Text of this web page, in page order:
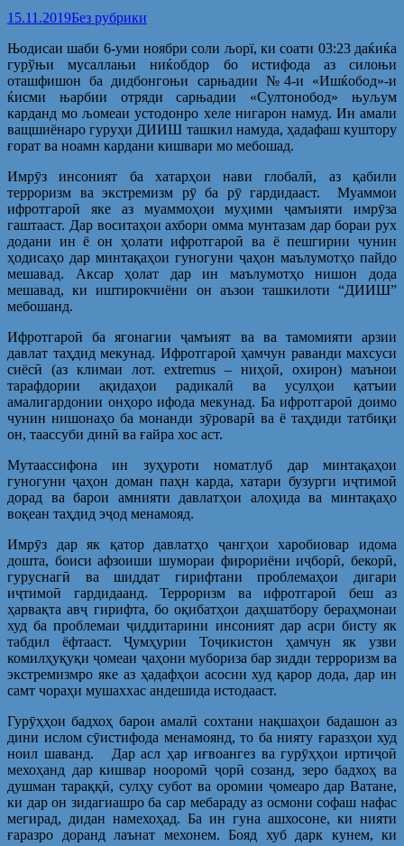
15.11.2019Без рубрики
Њодисаи шаби 6-уми ноябри соли љорї, ки соати 03:23 даќиќа
гурўњи мусаллањи ниќобдор бо истифода аз силоњи
оташфишон ба дидбонгоњи сарњадии №4-и «Ишќобод»-и
ќисми њарбии отряди сарњадии «Султонобод» њуљум
карданд мо љомеаи устодонро хеле нигарон намуд. Ин амали
ващшиёнаро гуруҳи ДИИШ ташкил намуда, ҳадафаш куштору
ғорат ва ноамн кардани кишвари мо мебошад.
Имрӯз инсоният ба хатарҳои нави глобалӣ, аз қабили
терроризм ва экстремизм рӯ ба рӯ гардидааст. Муаммои
ифротгароӣ яке аз муаммоҳои муҳими ҷамъияти имрӯза
гаштааст. Дар воситаҳои ахбори омма мунтазам дар бораи рух
додани ин ё он ҳолати ифротгароӣ ва ё пешгирии чунин
ҳодисаҳо дар минтақаҳои гуногуни ҷаҳон маълумотҳо пайдо
мешавад. Аксар ҳолат дар ин маълумотҳо нишон дода
мешавад, ки иштирокчиёни он аъзои ташкилоти “ДИИШ”
мебошанд.
Ифротгароӣ ба ягонагии ҷамъият ва ва тамомияти арзии
давлат таҳдид мекунад. Ифротгароӣ ҳамчун раванди махсуси
сиёсӣ (аз климаи лот. extremus – ниҳоӣ, охирон) маънои
тарафдории ақидаҳои радикалӣ ва усулҳои қатъии
амалигардонии онҳоро ифода мекунад. Ба ифротгароӣ доимо
чунин нишонаҳо ба монанди зӯроварӣ ва ё таҳдиди татбиқи
он, таассуби динӣ ва ғайра хос аст.
Мутаассифона ин зуҳуроти номатлуб дар минтақаҳои
гуногуни ҷаҳон доман паҳн карда, хатари бузурги иҷтимоӣ
дорад ва барои амнияти давлатҳои алоҳида ва минтақаҳо
воқеан таҳдид эҷод менамояд.
Имрӯз дар як қатор давлатҳо ҷангҳои харобиовар идома
дошта, боиси афзоиши шумораи фирориёни иҷборӣ, бекорӣ,
гуруснагӣ ва шиддат гирифтани проблемаҳои дигари
иҷтимоӣ гардидаанд. Терроризм ва ифротгароӣ беш аз
ҳарвақта авҷ гирифта, бо оқибатҳои даҳшатбору бераҳмонаи
худ ба проблемаи ҷиддитарини инсоният дар асри бисту як
табдил ёфтааст. Ҷумҳурии Тоҷикистон ҳамчун як узви
комилҳуқуқи ҷомеаи ҷаҳони мубориза бар зидди терроризм ва
экстремизмро яке аз ҳадафҳои асосии худ қарор дода, дар ин
самт чораҳи мушаххас андешида истодааст.
Гурӯҳҳои бадхоҳ барои амалӣ сохтани нақшаҳои бадашон аз
дини ислом сӯистифода менамоянд, то ба нияту ғаразҳои худ
ноил шаванд. Дар асл ҳар иғвоангез ва гурӯҳҳои иртиҷоӣ
мехоҳанд дар кишвар нооромӣ ҷорӣ созанд, зеро бадхоҳ ва
душман тараққӣ, сулҳу субот ва оромии ҷомеаро дар Ватане,
ки дар он зидагиашро ба сар мебараду аз осмони софаш нафас
мегирад, дидан намехоҳад. Ба ин гуна ашхосоне, ки нияти
ғаразро доранд лаънат мехонем. Бояд хуб дарк кунем, ки